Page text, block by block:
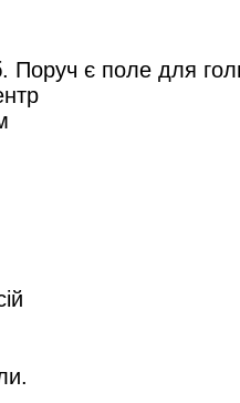
Поруч є поле для